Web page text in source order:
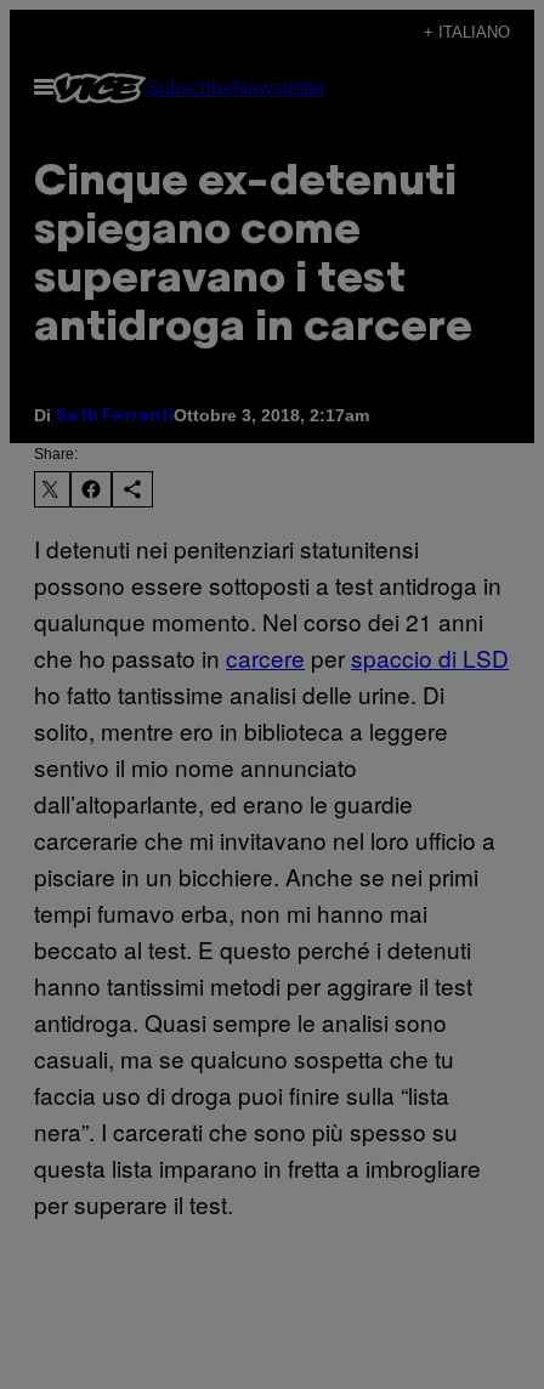
contenuto
+ ITALIANO
Apri
SubscribeNewsletter
Cinque ex-detenuti
spiegano come
superavano i test
antidroga in carcere
Di Seth FerrantiOttobre 3, 2018, 2:17am
Share:
I detenuti nei penitenziari statunitensi
possono essere sottoposti a test antidroga in
qualunque momento. Nel corso dei 21 anni
che ho passato in carcere perspaccio di LSD
ho fatto tantissime analisi delle urine. Di
solito, mentre ero in biblioteca a leggere
sentivo il mio nome annunciato
dall’altoparlante, ed erano le guardie
carcerarie che mi invitavano nel loro ufficio a
pisciare in un bicchiere. Anche se nei primi
tempi fumavo erba, non mi hanno mai
beccato al test. E questo perché i detenuti
hanno tantissimi metodi per aggirare il test
antidroga. Quasi sempre le analisi sono
casuali, ma se qualcuno sospetta che tu
faccia uso di droga puoi finire sulla “lista
nera”. I carcerati che sono più spesso su
questa lista imparano in fretta a imbrogliare
per superare il test.